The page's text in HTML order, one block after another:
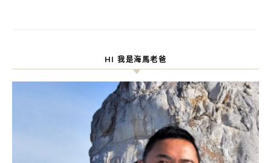
HI 我是海馬老爸